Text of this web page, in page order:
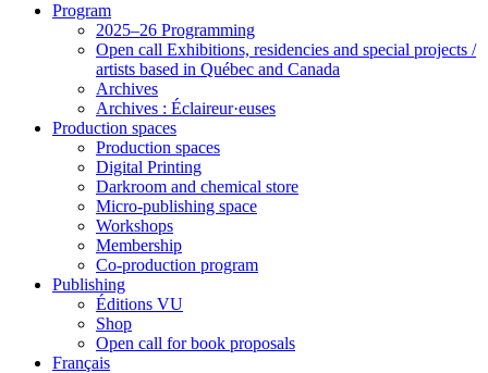
Program
2025–26 Programming
Open call Exhibitions, residencies and special projects /
artists based in Québec and Canada
Archives
Archives : Éclaireur·euses
Production spaces
Production spaces
Digital Printing
Darkroom and chemical store
Micro-publishing space
Workshops
Membership
Co-production program
Publishing
Éditions VU
Shop
Open call for book proposals
Français